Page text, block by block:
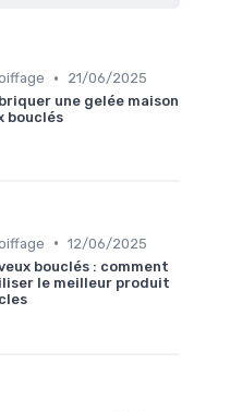
•
21/06/2025
une gelée maison
bouclés
• 12/06/2025
bouclés : comment
le meilleur produit